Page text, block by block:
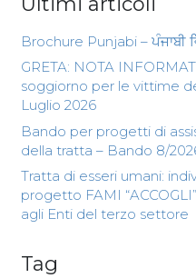
Brochure Punjabi – ਪੰਜਾਬੀ
GRETA: NOTA
soggiorno per le vittime
Luglio 2026
Bando per progetti di
della tratta – Bando 8/
Tratta di esseri umani:
progetto FAMI
agli Enti del terzo settore
Tag